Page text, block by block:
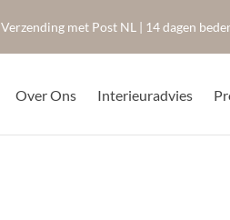
Verzending met Post NL | 14 dagen
Over Ons Interieuradvies